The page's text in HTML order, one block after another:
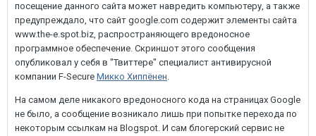
посещение данного сайта может навредить компьютеру, а также
предупреждало, что сайт google.com содержит элементы сайта
www.the-e.spot.biz, распространяющего вредоносное
программное обеспечение. Скриншот этого сообщения
опубликовал у себя в "Твиттере" специалист антивирусной
компании F-Secure Микко Хиппёнен.
На самом деле никакого вредоносного кода на страницах Google
не было, а сообщение возникало лишь при попытке перехода по
некоторым ссылкам на Blogspot. И сам блогерский сервис не